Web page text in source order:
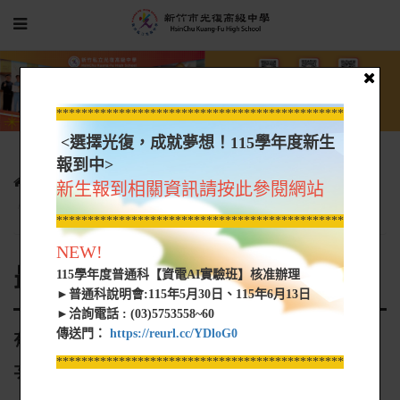
光復新聞
最新消息
有關「112學年度學科能力測驗」期間加開公車班次
最新消息
有關「112學年度學科能力測驗」期間加開公車班
次
*****************************************************
<選擇光復，成就夢想！115學年度新生
報到中>
新生報到相關資訊請按此參閱網站
*****************************************************
NEW!
115學年度普通科【資電AI實驗班】核准辦理
►普通科說明會:115年5月30日、115年6月13日
►洽詢電話 : (03)5753558~60
傳送門： https://reurl.cc/YDloG0
*****************************************************